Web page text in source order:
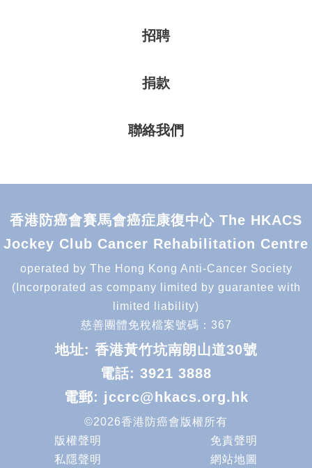
招聘
捐款
聯絡我們
香港防癌會賽馬會癌症康復中心 The HKACS
Jockey Club Cancer Rehabilitation Centre
operated by The Hong Kong Anti-Cancer Society
(Incorporated as company limited by guarantee with
limited liability)
慈善團體免稅檔案號碼：367
地址: 香港黃竹坑南朗山道30號
電話: 3921 3888
電郵: jccrc@hkacs.org.hk
©2026香港防癌會版權所有
版權聲明
免責聲明
私隱聲明
網站地圖